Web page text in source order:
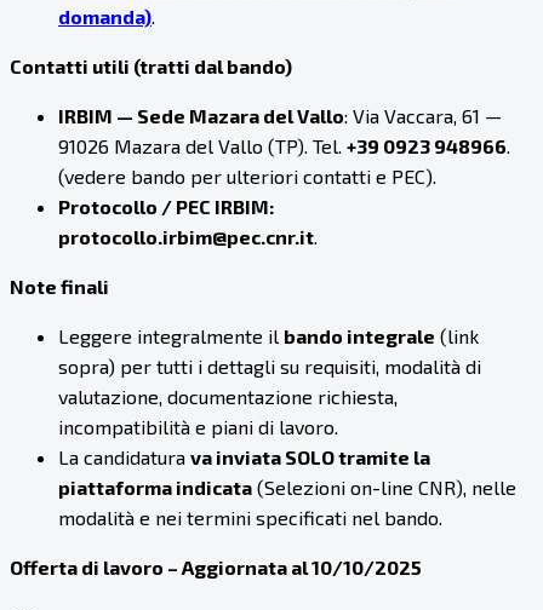
domanda).
Contatti utili (tratti dal bando)
IRBIM — Sede Mazara del Vallo: Via Vaccara, 61 —
91026 Mazara del Vallo (TP). Tel. +39 0923 948966.
(vedere bando per ulteriori contatti e PEC).
Protocollo / PEC IRBIM:
protocollo.irbim@pec.cnr.it.
Note finali
Leggere integralmente il bando integrale (link
sopra) per tutti i dettagli su requisiti, modalità di
valutazione, documentazione richiesta,
incompatibilità e piani di lavoro.
La candidatura va inviata SOLO tramite la
piattaforma indicata (Selezioni on-line CNR), nelle
modalità e nei termini specificati nel bando.
Offerta di lavoro – Aggiornata al 10/10/2025